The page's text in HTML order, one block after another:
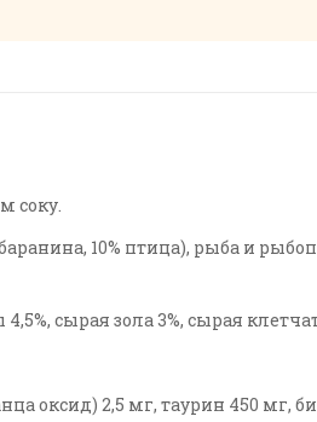
соку.
10% птица), рыба и
сырая зола 3%, сырая
оксид) 2,5 мг, таурин 450 мг,